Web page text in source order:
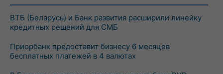
ВТБ (Беларусь) и Банк развития расширили линейку
кредитных решений для СМБ
Приорбанк предоставит бизнесу 6 месяцев
бесплатных платежей в 4 валютах